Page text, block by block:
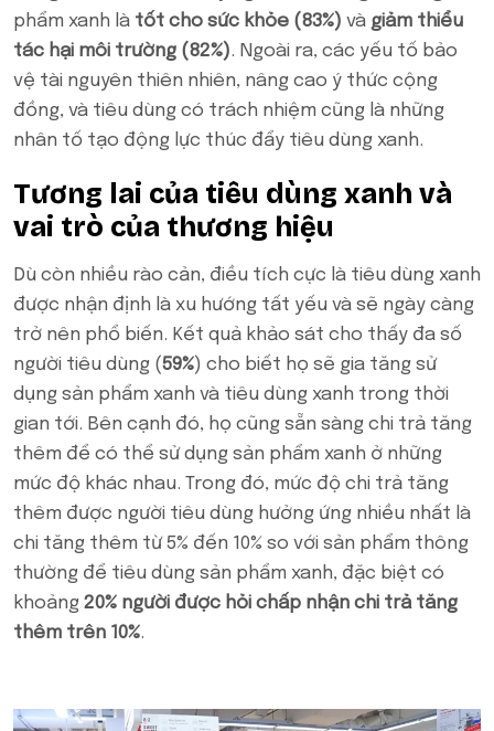
phẩm xanh là tốt cho sức khỏe (83%) và giảm thiểu
tác hại môi trường (82%). Ngoài ra, các yếu tố bảo
vệ tài nguyên thiên nhiên, nâng cao ý thức cộng
đồng, và tiêu dùng có trách nhiệm cũng là những
nhân tố tạo động lực thúc đẩy tiêu dùng xanh.
Tương lai của tiêu dùng xanh và
vai trò của thương hiệu
Dù còn nhiều rào cản, điều tích cực là tiêu dùng xanh
được nhận định là xu hướng tất yếu và sẽ ngày càng
trở nên phổ biến. Kết quả khảo sát cho thấy đa số
người tiêu dùng (59%) cho biết họ sẽ gia tăng sử
dụng sản phẩm xanh và tiêu dùng xanh trong thời
gian tới. Bên cạnh đó, họ cũng sẵn sàng chi trả tăng
thêm để có thể sử dụng sản phẩm xanh ở những
mức độ khác nhau. Trong đó, mức độ chi trả tăng
thêm được người tiêu dùng hưởng ứng nhiều nhất là
chi tăng thêm từ 5% đến 10% so với sản phẩm thông
thường để tiêu dùng sản phẩm xanh, đặc biệt có
khoảng 20% người được hỏi chấp nhận chi trả tăng
thêm trên 10%.